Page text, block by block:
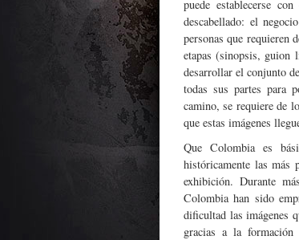
puede establecerse
descabellado: el
personas que requieren
etapas (sinopsis, guion
desarrollar el conjunto
todas sus partes para
camino, se requiere de
que estas imágenes
Que Colombia es
históricamente las más
exhibición. Durante
Colombia han sido
dificultad las imágenes
gracias a la